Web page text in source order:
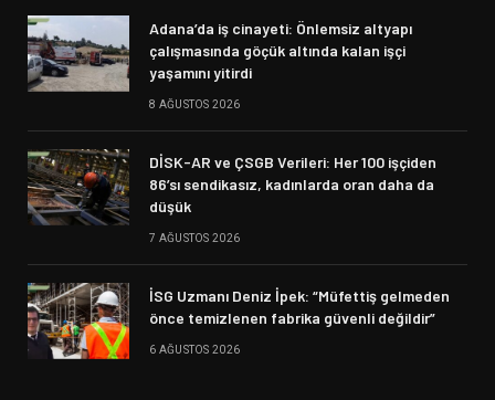
Adana’da iş cinayeti: Önlemsiz altyapı
çalışmasında göçük altında kalan işçi
yaşamını yitirdi
8 AĞUSTOS 2026
DİSK-AR ve ÇSGB Verileri: Her 100 işçiden
86’sı sendikasız, kadınlarda oran daha da
düşük
7 AĞUSTOS 2026
İSG Uzmanı Deniz İpek: “Müfettiş gelmeden
önce temizlenen fabrika güvenli değildir”
6 AĞUSTOS 2026